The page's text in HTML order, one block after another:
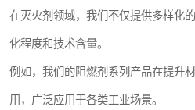
在灭火剂领域，我们不仅提供多样化
化程度和技术含量。
例如，我们的阻燃剂系列产品在提升
用，广泛应用于各类工业场景。